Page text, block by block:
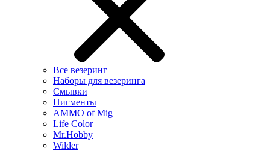
Все везеринг
Наборы для везеринга
Смывки
Пигменты
AMMO of Mig
Life Color
Mr.Hobby
Wilder